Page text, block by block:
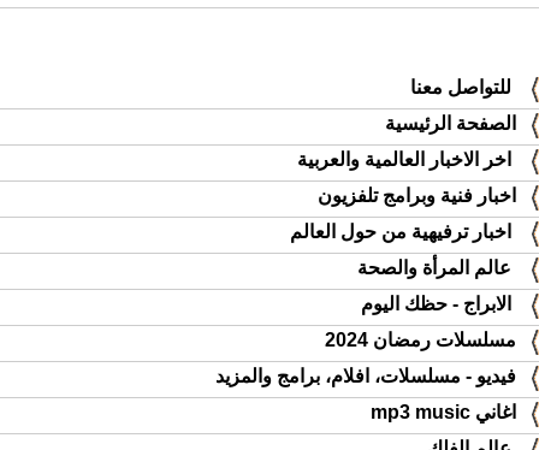
للتواصل معنا
الصفحة الرئيسية
اخر الاخبار العالمية والعربية
اخبار فنية وبرامج تلفزيون
اخبار ترفيهية من حول العالم
عالم المرأة والصحة
الابراج - حظك اليوم
مسلسلات رمضان 2024
فيديو - مسلسلات، افلام، برامج والمزيد
اغاني mp3 music